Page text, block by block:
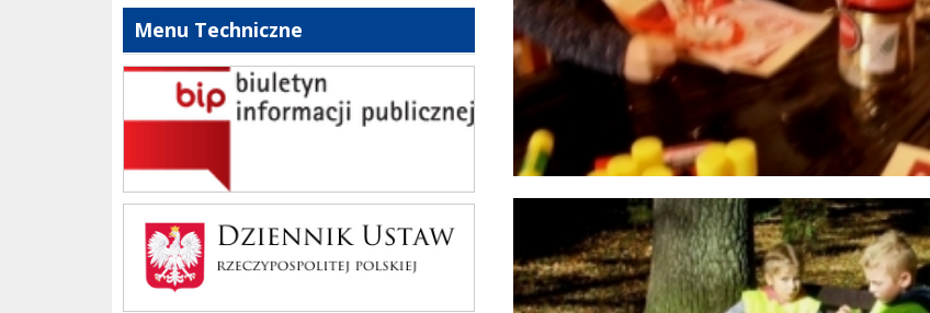
Menu Techniczne
bip szkoły
Dziennik Polski